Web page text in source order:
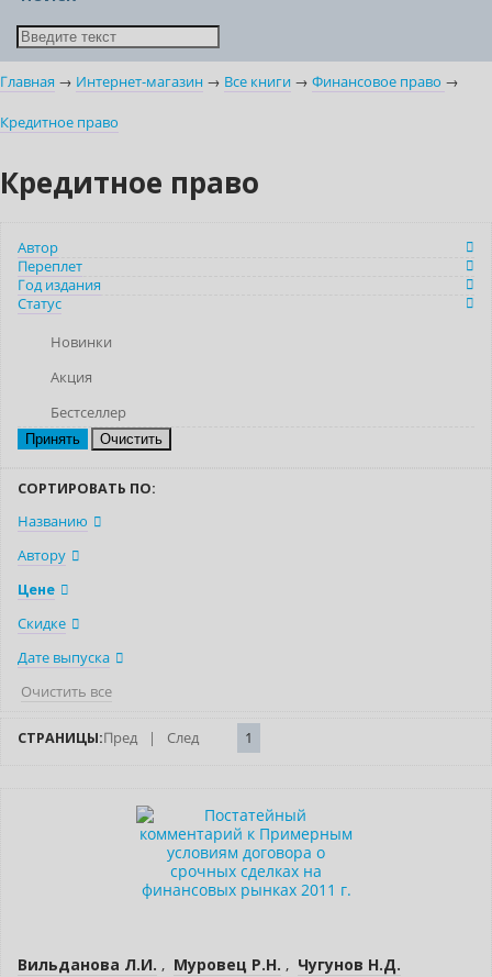
Главная → Интернет-магазин → Все книги → Финансовое право →
Кредитное право
Кредитное право
Автор
Переплет
Год издания
Статус
Новинки
Акция
Бестселлер
Очистить
СОРТИРОВАТЬ ПО:
Названию
Автору
Цене
Скидке
Дате выпуска
Очистить все
СТРАНИЦЫ:Пред | След 1
Вильданова Л.И. , Муровец Р.Н. , Чугунов Н.Д.